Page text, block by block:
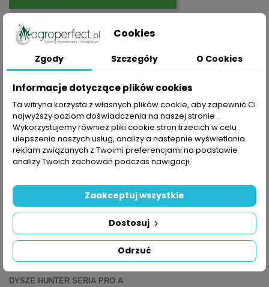
Udostępnij
Polityka prywatności
Składając zamówienie akceptujesz Politykę prywatności
Zasady dostawy
Składając zamówienie akceptujesz Zasady Wysyłki i
Zwrotu
Zasady bezpieczeństwa
Składając zamówienie akceptujesz Regulamin sklepu
OPIS
SZCZEGÓŁY PRODUKTU
DYSZE HUNTER SERIA PRO A
Cookies
Zgody Szczegóły O Cookies
Informacje dotyczące plików cookies
Ta witryna korzysta z własnych plików cookie, aby zapewnić Ci
najwyższy poziom doświadczenia na naszej stronie .
Wykorzystujemy również pliki cookie stron trzecich w celu
ulepszenia naszych usług, analizy a nastepnie wyświetlania
reklam związanych z Twoimi preferencjami na podstawie
analizy Twoich zachowań podczas nawigacji.
Odrzuć
Dostosuj
Zaakceptuj wszystkie